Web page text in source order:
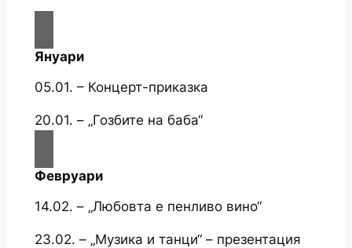
Януари
05.01. – Концерт-приказка
20.01. – „Гозбите на баба“
Февруари
14.02. – „Любовта е пенливо вино“
23.02. – „Музика и танци“ – презентация